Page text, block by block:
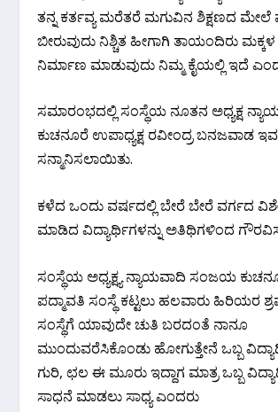
ತನ್ನ ಕರ್ತವ್ಯ ಮರೆತರೆ ಮಗುವಿನ‌ ಶಿಕ್ಷಣದ ಮೇಲೆ
ಬೀರುವುದು ನಿಶ್ಚಿತ ಹೀಗಾಗಿ ತಾಯಂದಿರು
ನಿರ್ಮಾಣ ಮಾಡುವುದು ನಿಮ್ಮ ಕೈಯಲ್ಲಿ ಇದೆ
ಸಮಾರಂಭದಲ್ಲಿ ಸಂಸ್ಥೆಯ ನೂತನ ಅಧ್ಯಕ್ಷ
ಕುಚನೂರೆ ಉಪಾಧ್ಯಕ್ಷ ರವೀಂದ್ರ ಬನಜವಾಡ
ಸನ್ಮಾನಿಸಲಾಯಿತು.
ಕಳೆದ ಒಂದು ವರ್ಷದಲ್ಲಿ ಬೇರೆ ಬೇರೆ ವರ್ಗದ
ಮಾಡಿದ ವಿದ್ಯಾರ್ಥಿಗಳನ್ನು ಅತಿಥಿಗಳಿಂದ
ಸಂಸ್ಥೆಯ ಅಧ್ಯಕ್ಷ್ಯ ನ್ಯಾಯವಾದಿ ಸಂಜಯ
ಪದ್ಮಾವತಿ ಸಂಸ್ಥೆ ಕಟ್ಟಲು ಹಲವಾರು ಹಿರಿಯರ
ಸಂಸ್ಥೆಗೆ ಯಾವುದೇ ಚುತಿ ಬರದಂತೆ ನಾನೂ
ಮುಂದುವರೆಸಿಕೊಂಡು ಹೋಗುತ್ತೇನೆ ಒಬ್ಬ
ಗುರಿ, ಛಲ ಈ ಮೂರು ಇದ್ದಾಗ ಮಾತ್ರ ಒಬ್ಬ
ಸಾಧನೆ ಮಾಡಲು ಸಾಧ್ಯ ಎಂದರು